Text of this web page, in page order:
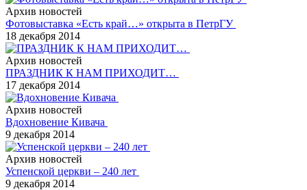
Архив новостей
Фотовыставка «Есть край…» открыта в ПетрГУ
18 декабря 2014
Архив новостей
ПРАЗДНИК К НАМ ПРИХОДИТ…
17 декабря 2014
Архив новостей
Вдохновение Кивача
9 декабря 2014
Архив новостей
Успенской церкви – 240 лет
9 декабря 2014